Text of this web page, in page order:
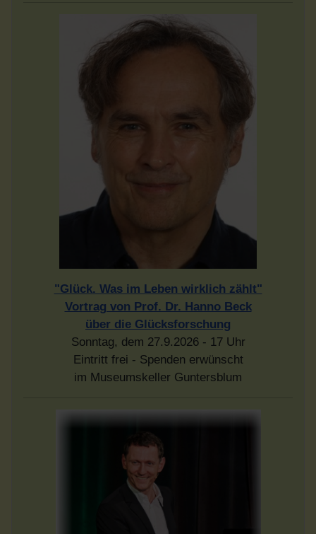
"Glück. Was im Leben wirklich zählt"
Vortrag von Prof. Dr. Hanno Beck
über die Glücksforschung
Sonntag, dem 27.9.2026 - 17 Uhr
Eintritt frei - Spenden erwünscht
im Museumskeller Guntersblum